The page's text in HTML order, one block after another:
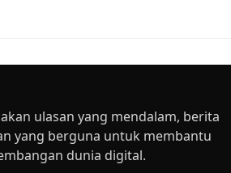
ulasan yang mendalam, berita
yang berguna untuk membantu
dunia digital.